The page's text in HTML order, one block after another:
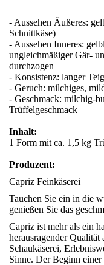
- Aussehen Äußeres:
Schnittkäse)
- Aussehen Inneres:
ungleichmäßiger Gär-
durchzogen
- Konsistenz: langer
- Geruch: milchiges,
- Geschmack: milchig-
Trüffelgeschmack
Inhalt:
1 Form mit ca. 1,5 kg
Produzent:
Capriz Feinkäserei
Tauchen Sie ein in die
genießen Sie das
Capriz ist mehr als ein
herausragender
Schaukäserei,
Sinne. Der Beginn